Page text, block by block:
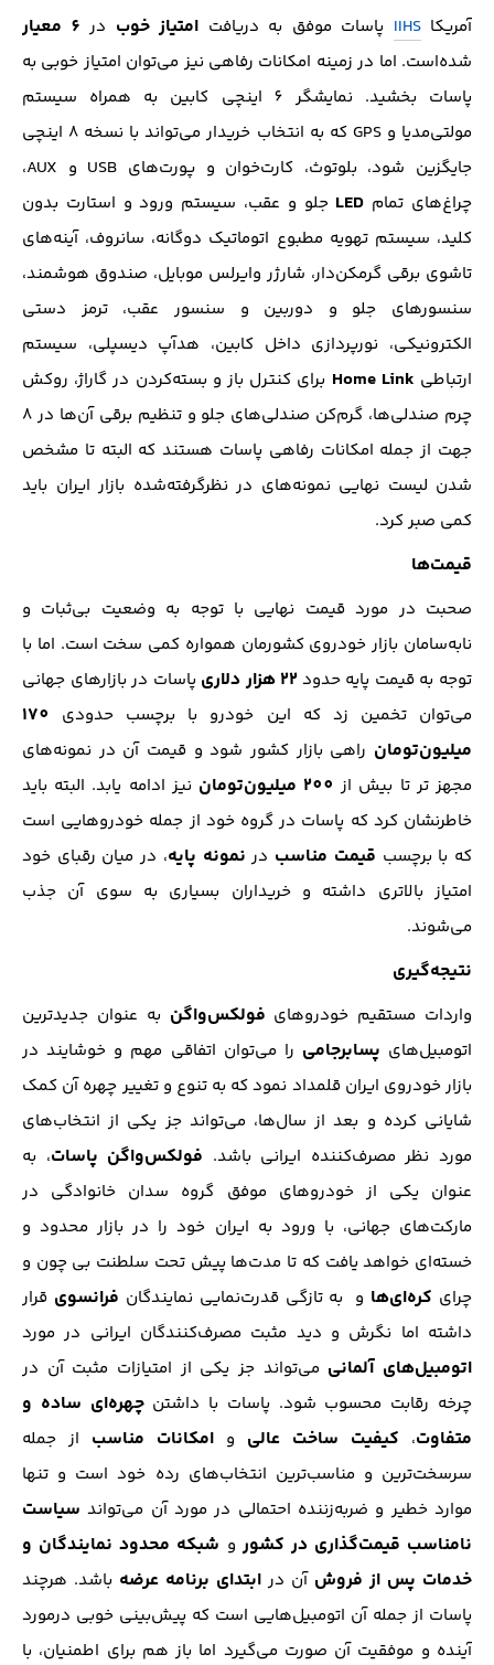
آمریکاIIHS پاسات موفق به دریافت امتیاز خوب در 6 معیار
شده‌است. اما در زمینه امکانات رفاهی نیز می‌توان امتیاز خوبی به
پاسات بخشید. نمایشگر 6 اینچی کابین به همراه سیستم
مولتی‌مدیا و GPS که به انتخاب خریدار می‌تواند با نسخه 8 اینچی
جایگزین شود، بلوتوث، کارت‌خوان و پورت‌های USB و AUX،
چراغ‌های تمام LED جلو و عقب، سیستم ورود و استارت بدون
کلید، سیستم تهویه مطبوع اتوماتیک دوگانه، سانروف، آینه‌های
تاشوی برقی گرمکن‌دار، شارژر وایرلس موبایل، صندوق هوشمند،
سنسور‌های جلو و دوربین و سنسور عقب، ترمز دستی
الکترونیکی، نورپردازی داخل کابین، هدآپ دیسپلی، سیستم
ارتباطی Home Link برای کنترل باز و بسته‌کردن در گاراژ، روکش
چرم صندلی‌ها، گرم‌کن صندلی‌های جلو و تنظیم برقی آن‌ها در 8
جهت از جمله امکانات رفاهی پاسات هستند که البته تا مشخص
شدن لیست نهایی نمونه‌های در نظرگرفته‌شده بازار ایران باید
کمی صبر کرد.
قیمت‌ها
صحبت در مورد قیمت نهایی با توجه به وضعیت بی‌ثبات و
نابه‌سامان بازار خودروی کشورمان همواره کمی سخت است. اما با
توجه به قیمت پایه حدود
پاسات در بازار‌های جهانی
می‌توان تخمین زد که این خودرو با برچسب حدودی 170
میلیون‌تومان راهی بازار کشور شود و قیمت آن در نمونه‌های
مجهز تر تا بیش از 200 میلیون‌تومان
نیز ادامه یابد. البته باید
خاطرنشان کرد که پاسات در گروه خود از جمله خودرو‌هایی است
که با برچسب قیمت مناسب در نمونه پایه، در میان رقبای خود
امتیاز بالاتری داشته و خریداران بسیاری به سوی آن جذب
می‌شوند.
نتیجه‌گیری
واردات مستقیم خودرو‌های فولکس‌واگن به عنوان جدیدترین
اتومبیل‌‌های پسابرجامی را می‌توان اتفاقی مهم و خوشایند در
بازار خودروی ایران قلمداد نمود که به تنوع و تغییر چهره آن کمک
شایانی کرده و بعد از سال‌ها، می‌تواند جز یکی از انتخاب‌های
مورد نظر مصرف‌کننده ایرانی باشد. فولکس‌واگن پاسات، به
عنوان یکی از خودرو‌های موفق گروه سدان خانوادگی در
مارکت‌های جهانی، با ورود به ایران خود را در بازار محدود و
خسته‌ای خواهد یافت که تا مدت‌ها پیش تحت سلطنت بی چون و
چرای کره‌ای‌ها و به تازگی قدرت‌نمایی نمایندگان فرانسوی قرار
داشته اما نگرش و دید مثبت مصرف‌کنندگان ایرانی در مورد
اتومبیل‌های آلمانی می‌تواند جز یکی از امتیازات مثبت آن در
چرخه رقابت محسوب شود. پاسات با داشتنچهره‌ای ساده و
متفاوت، کیفیت ساخت عالی و امکانات مناسب از جمله
سرسخت‌ترین و مناسب‌ترین انتخاب‌های رده خود است و تنها
موارد خطیر و ضربه‌زننده احتمالی در مورد آن می‌تواند سیاست
نامناسب قیمت‌گذاری در کشور و شبکه محدود نمایندگان و
خدمات پس از فروش آن در ابتدای برنامه عرضه باشد. هرچند
پاسات از جمله آن‌ اتومبیل‌هایی است که پیش‌بینی خوبی درمورد
آینده و موفقیت آن صورت می‌گیرد اما باز هم برای اطمنیان، با